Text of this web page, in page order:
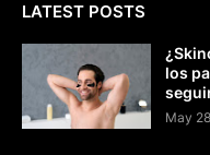
LATEST POSTS
los
May